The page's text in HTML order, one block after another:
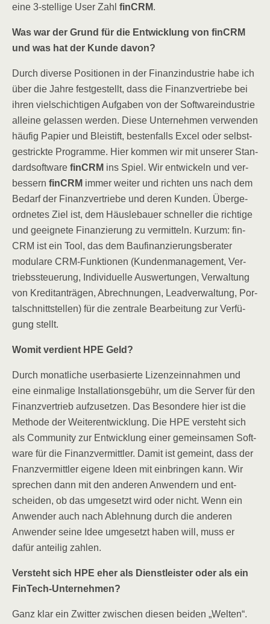
eine 3‑stellige User Zahl fin­CRM.
Was war der Grund für die Ent­wick­lung von fin­CRM
und was hat der Kun­de davon?
Durch diver­se Posi­tio­nen in der Finanz­in­dus­trie habe ich
über die Jah­re fest­ge­stellt, dass die Finanz­ver­trie­be bei
ihren viel­schich­ti­gen Auf­ga­ben von der Soft­ware­indus­trie
allei­ne gelas­sen wer­den. Die­se Unter­neh­men ver­wen­den
häu­fig Papier und Blei­stift, bes­ten­falls Excel oder selbst­
ge­strick­te Pro­gram­me. Hier kom­men wir mit unse­rer Stan­
dard­soft­ware fin­CRM ins Spiel. Wir ent­wi­ckeln und ver­
bes­sern fin­CRM immer wei­ter und rich­ten uns nach dem
Bedarf der Finanz­ver­trie­be und deren Kun­den. Über­ge­
ord­ne­tes Ziel ist, dem Häus­le­bau­er schnel­ler die rich­ti­ge
und geeig­ne­te Finan­zie­rung zu ver­mit­teln. Kurz­um: fin­
CRM ist ein Tool, das dem Bau­fi­nan­zie­rungs­be­ra­ter
modu­la­re CRM-Funk­tio­nen (Kun­den­ma­nage­ment, Ver­
triebs­steue­rung, Indi­vi­du­el­le Aus­wer­tun­gen, Ver­wal­tung
von Kre­dit­an­trä­gen, Abrech­nun­gen, Lead­ver­wal­tung, Por­
tal­schnitt­stel­len) für die zen­tra­le Bear­bei­tung zur Ver­fü­
gung stellt.
Womit ver­dient HPE Geld?
Durch monat­li­che user­ba­sier­te Lizenz­ein­nah­men und
eine ein­ma­li­ge Instal­la­ti­ons­ge­bühr, um die Ser­ver für den
Finanz­ver­trieb auf­zu­set­zen. Das Beson­de­re hier ist die
Metho­de der Wei­ter­ent­wick­lung. Die HPE ver­steht sich
als Com­mu­ni­ty zur Ent­wick­lung einer gemein­sa­men Soft­
ware für die Finanz­ver­mitt­ler. Damit ist gemeint, dass der
Fnanz­ver­mitt­ler eige­ne Ideen mit ein­brin­gen kann. Wir
spre­chen dann mit den ande­ren Anwen­dern und ent­
schei­den, ob das umge­setzt wird oder nicht. Wenn ein
Anwen­der auch nach Ableh­nung durch die ande­ren
Anwen­der sei­ne Idee umge­setzt haben will, muss er
dafür antei­lig zahlen.
Ver­steht sich HPE eher als Dienst­leis­ter oder als ein
FinTech-Unternehmen?
Ganz klar ein Zwit­ter zwi­schen die­sen bei­den „Wel­ten“.